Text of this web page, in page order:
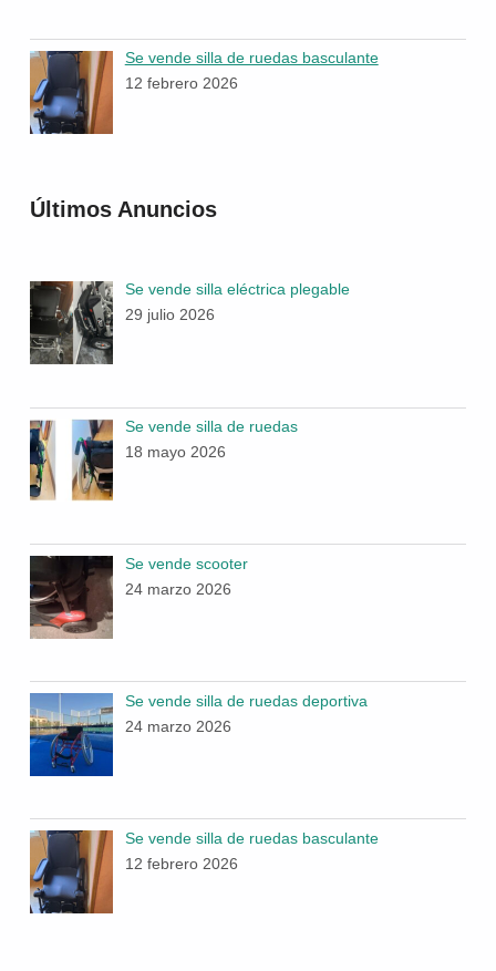
Se vende silla de ruedas basculante
12 febrero 2026
Últimos Anuncios
Se vende silla eléctrica plegable
29 julio 2026
Se vende silla de ruedas
18 mayo 2026
Se vende scooter
24 marzo 2026
Se vende silla de ruedas deportiva
24 marzo 2026
Se vende silla de ruedas basculante
12 febrero 2026